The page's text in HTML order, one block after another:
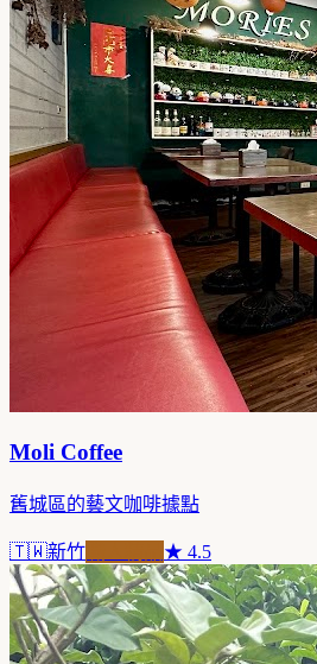
Moli Coffee
舊城區的藝文咖啡據點
🇹🇼新竹 ★ 4.5